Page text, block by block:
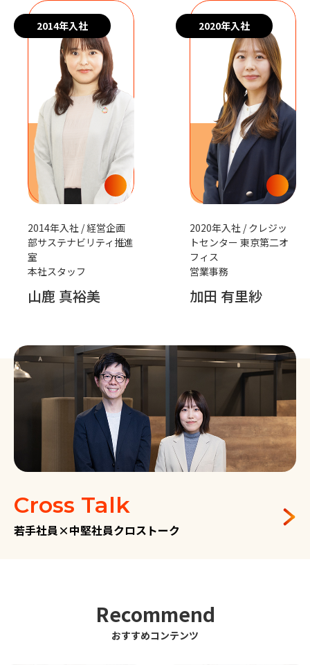
2014年入社
2014年入社 / 経営企画
部サステナビリティ推進
室
本社スタッフ
山鹿 真裕美
2020年入社
2020年入社 / クレジッ
トセンター 東京第二オ
フィス
営業事務
加田 有里紗
Cross Talk
若手社員×中堅社員クロストーク
Recommend
おすすめコンテンツ